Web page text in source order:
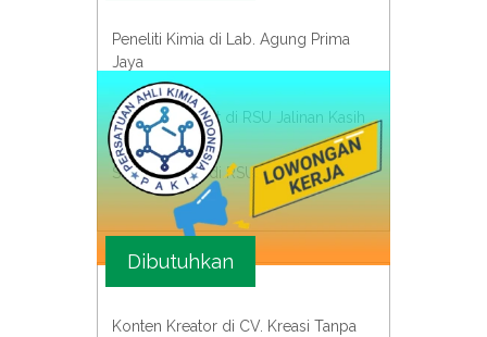
Peneliti Kimia di Lab. Agung Prima
Jaya
Tenaga Perawat di RSU Jalinan Kasih
Suster Senior di RSU Stella Maris
Dibutuhkan
Konten Kreator di CV. Kreasi Tanpa